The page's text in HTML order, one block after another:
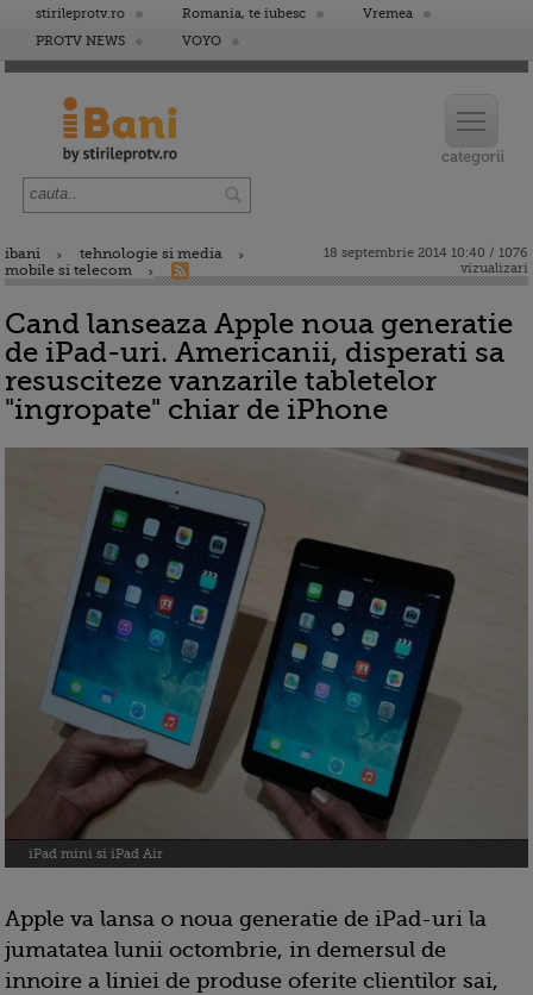
stirileprotv.ro Romania, te iubesc
Vremea
PROTV NEWS
VOYO
ibani
tehnologie si media
mobile si telecom
18 septembrie 2014 10:40 / 1076
vizualizari
Cand lanseaza Apple noua generatie
de iPad-uri. Americanii, disperati sa
resusciteze vanzarile tabletelor
"ingropate" chiar de iPhone
iPad mini si iPad Air
Apple va lansa o noua generatie de iPad-uri la
jumatatea lunii octombrie, in demersul de
innoire a liniei de produse oferite clientilor sai,